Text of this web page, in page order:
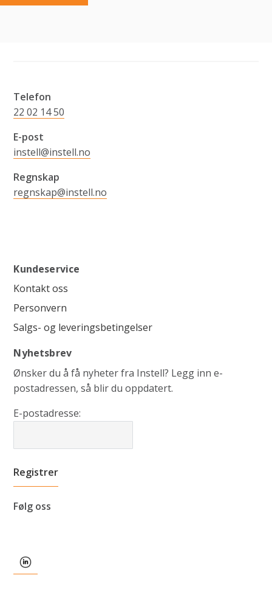
Telefon
22 02 14 50
E-post
instell@instell.no
Regnskap
regnskap@instell.no
Kundeservice
Kontakt oss
Personvern
Salgs- og leveringsbetingelser
Nyhetsbrev
Ønsker du å få nyheter fra Instell? Legg inn e-
postadressen, så blir du oppdatert.
E-postadresse:
Følg oss